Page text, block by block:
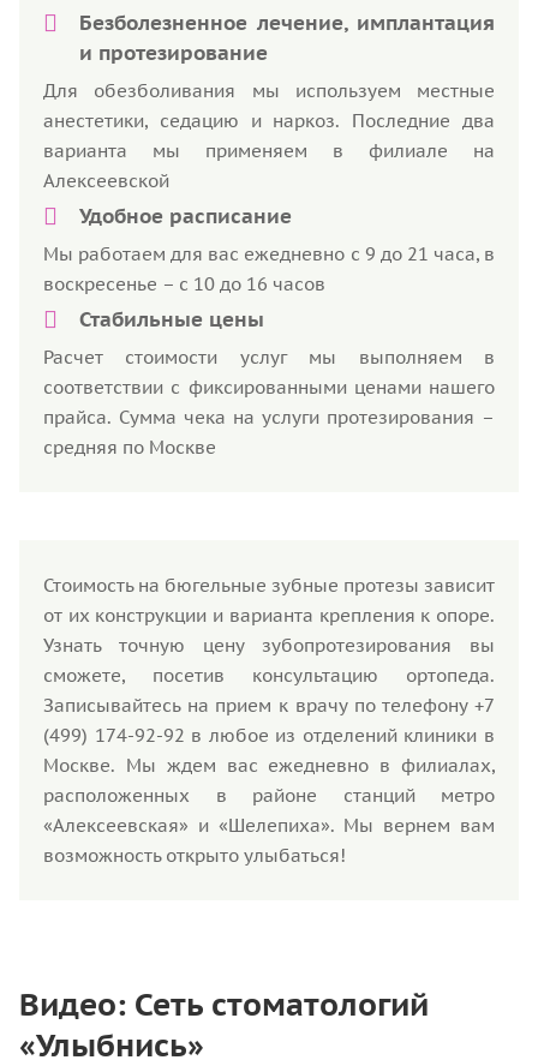
Безболезненное лечение, имплантация
и протезирование
Для обезболивания мы используем местные
анестетики, седацию и наркоз. Последние два
варианта мы применяем в филиале на
Алексеевской
Удобное расписание
Мы работаем для вас ежедневно с 9 до 21 часа, в
воскресенье – с 10 до 16 часов
Стабильные цены
Расчет стоимости услуг мы выполняем в
соответствии с фиксированными ценами нашего
прайса. Сумма чека на услуги протезирования –
средняя по Москве
Стоимость на бюгельные зубные протезы зависит
от их конструкции и варианта крепления к опоре.
Узнать точную цену зубопротезирования вы
сможете, посетив консультацию ортопеда.
Записывайтесь на прием к врачу по телефону +7
(499) 174-92-92 в любое из отделений клиники в
Москве. Мы ждем вас ежедневно в филиалах,
расположенных в районе станций метро
«Алексеевская» и «Шелепиха». Мы вернем вам
возможность открыто улыбаться!
Видео: Сеть стоматологий
«Улыбнись»